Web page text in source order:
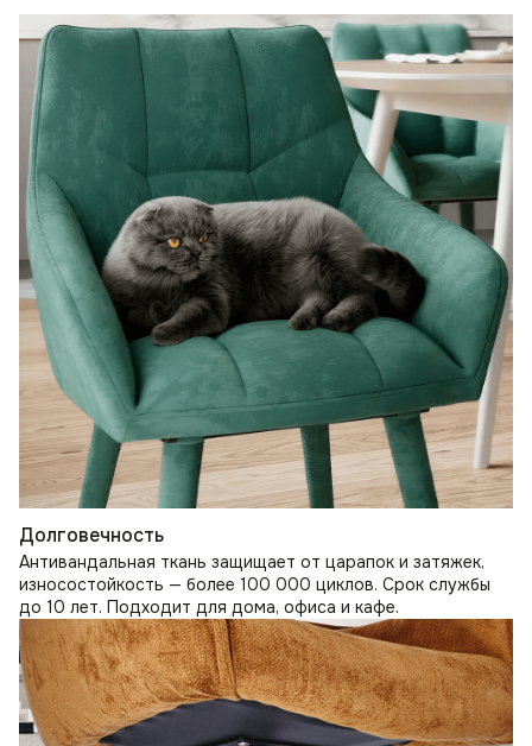
Долговечность
Антивандальная ткань защищает от царапок и затяжек,
износостойкость — более 100 000 циклов. Срок службы
до 10 лет. Подходит для дома, офиса и кафе.